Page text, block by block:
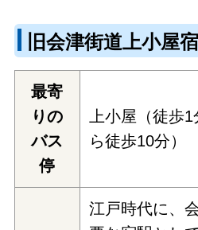
旧会津街道上小屋
最寄
りの
バス
停
上小屋（徒歩
ら徒歩10分）
江戸時代に、